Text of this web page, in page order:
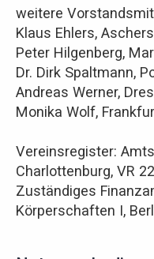
weitere
Klaus Ehlers,
Peter Hilgenberg,
Dr. Dirk Spaltmann,
Andreas Werner,
Monika Wolf,
Vereinsregister:
Charlottenburg, VR
Zuständiges
Körperschaften I,